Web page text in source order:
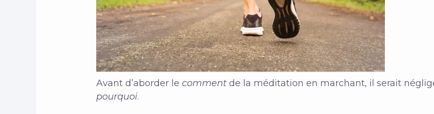
Avant d’aborder le comment de la méditation en marchant, il serait
pourquoi.